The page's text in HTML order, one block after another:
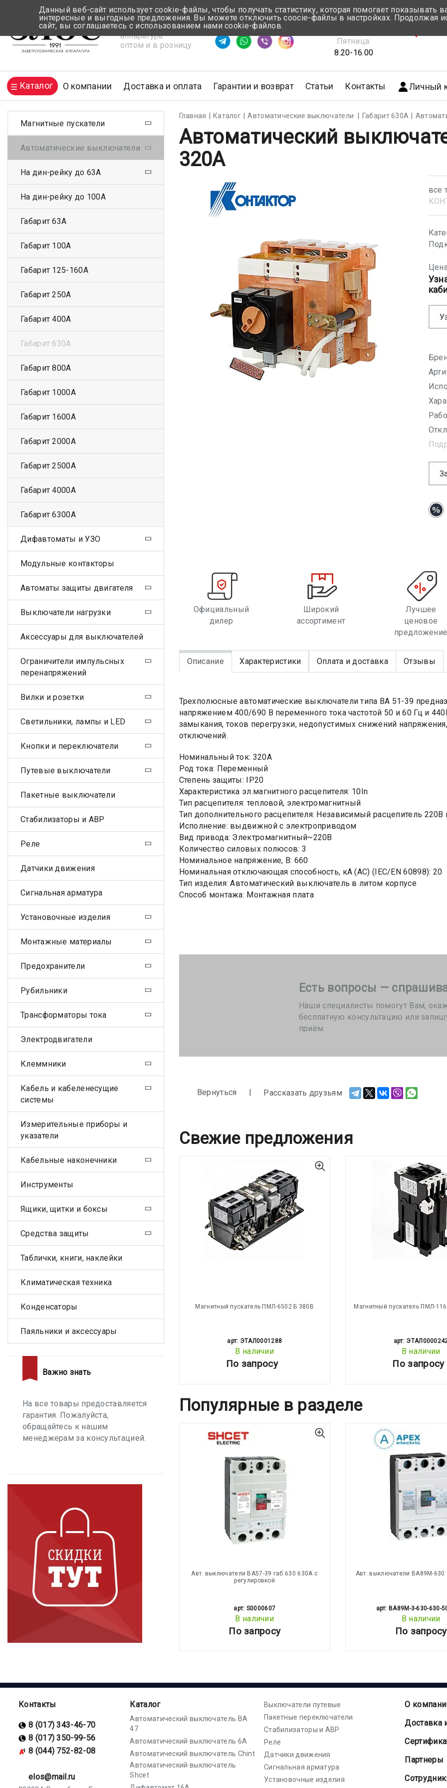
Электротехническая
аппаратура
оптом и в розницу
Время ответа ≈ 5 мин
Понедельник-Четверг:
Пятница:
8.20-16.00
Каталог О компании Доставка и оплата Гарантии и возврат Статьи Контакты Личный
Главная Каталог Автоматические выключатели Габарит 630А
Автоматический
320А
все
Официальный
дилер
Широкий
ассортимент
Лучшее
ценовое
предложение
Описание Характеристики Оплата и доставка Отзывы
Трехполюсные автоматические выключатели типа ВА 51-39
напряжением 400/690 В переменного тока частотой 50 и 60 Гц и
замыкания, токов перегрузки, недопустимых снижений
отключений.
Номинальный ток: 320А
Род тока: Переменный
Степень защиты: IP20
Характеристика эл.магнитного расцепителя: 10In
Тип расцепителя: тепловой, электромагнитный
Тип дополнительного расцепителя: Независимый расцепитель 220В
Исполнение: выдвижной с электроприводом
Вид привода: Электромагнитный~220В
Количество силовых полюсов: 3
Номинальное напряжение, В: 660
Номинальная отключающая способность, кA (AC) (IEC/EN 60898): 20
Тип изделия: Автоматический выключатель в литом корпусе
Способ монтажа: Монтажная плата
Есть вопросы —
Наши специалисты помогут Вам,
бесплатную консультацию или
приём
Вернуться Рассказать друзьям
Свежие предложения
Магнитный пускатель ПМЛ-6502 Б 380В
арт: ЭТАЛ0001288
В наличии
По запросу
Магнитный пускатель ПМЛ-
арт:
В наличии
По запросу
Популярные в разделе
Авт. выключатели ВА57-39 габ.630 630А с
регулировкой
арт: S0000607
В наличии
По запросу
Авт. выключатели ВА89М-630
арт: BA89M-3-630-630-
В наличии
По запросу
Магнитные пускатели
Автоматические выключатели
На дин-рейку до 63А
На дин-рейку до 100А
Габарит 63А
Габарит 100А
Габарит 125-160А
Габарит 250А
Габарит 400А
Габарит 630А
Габарит 800А
Габарит 1000А
Габарит 1600А
Габарит 2000А
Габарит 2500А
Габарит 4000А
Габарит 6300А
Дифавтоматы и УЗО
Модульные контакторы
Автоматы защиты двигателя
Выключатели нагрузки
Аксессуары для выключателей
Ограничители импульсных
перенапряжений
Вилки и розетки
Светильники, лампы и LED
Кнопки и переключатели
Путевые выключатели
Пакетные выключатели
Стабилизаторы и АВР
Реле
Датчики движения
Сигнальная арматура
Установочные изделия
Монтажные материалы
Предохранители
Рубильники
Трансформаторы тока
Электродвигатели
Клеммники
Кабель и кабеленесущие
системы
Измерительные приборы и
указатели
Кабельные наконечники
Инструменты
Ящики, щитки и боксы
Средства защиты
Таблички, книги, наклейки
Климатическая техника
Конденсаторы
Паяльники и аксессуары
Важно знать
На все товары предоставляется
гарантия. Пожалуйста,
обращайтесь к нашим
менеджерам за консультацией.
Контакты
8 (017) 343-46-70
8 (017) 350-99-56
8 (044) 752-82-08
elos@mail.ru
Каталог
Автоматический выключатель ВА
47
Автоматический выключатель 6А
Автоматический выключатель Chint
Автоматический выключатель
Shcet
Выключатели путевые
Пакетные переключатели
Стабилизаторы и АВР
Реле
Датчики движения
Сигнальная арматура
Установочные изделия
О
Доставка
Партнеры
Данный веб-сайт использует cookie-файлы, чтобы получать статистику, которая помогает показывать
интересные и выгодные предложения. Вы можете отключить coocie-файлы в настройках. Продолжая
сайт, вы соглашаетесь с использованием нами cookie-файлов.